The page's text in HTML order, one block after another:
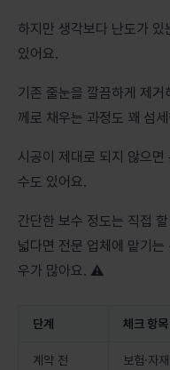
하지만 생각보다 난도가
있어요.
기존 줄눈을 깔끔하게 제
께로 채우는 과정도 꽤 섬
시공이 제대로 되지 않으
수도 있어요.
간단한 보수 정도는 직접
넓다면 전문 업체에 맡기
우가 많아요. ⚠️
단계 체크 항목
계약 전 보험·자